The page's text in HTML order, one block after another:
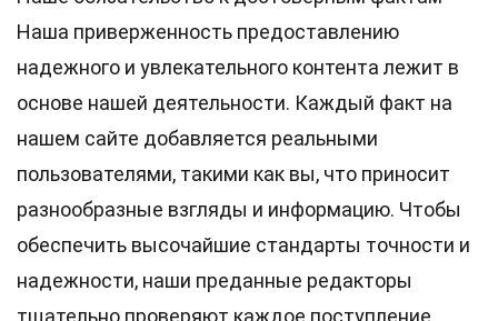
Наша приверженность предоставлению
надежного и увлекательного контента лежит в
основе нашей деятельности. Каждый факт на
нашем сайте добавляется реальными
пользователями, такими как вы, что приносит
разнообразные взгляды и информацию. Чтобы
обеспечить высочайшие стандарты точности и
надежности, наши преданные редакторы
тщательно проверяют каждое поступление.